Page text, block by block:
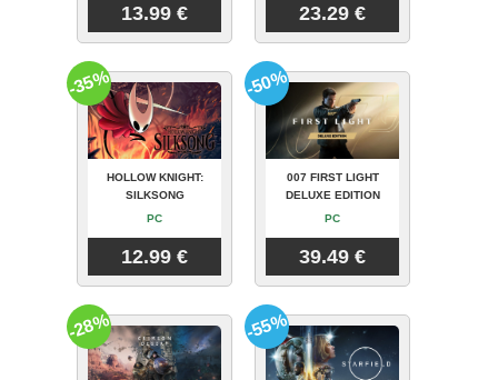
13.99 € 23.29 €
HOLLOW KNIGHT:
SILKSONG
PC
12.99 €
-35%
007 FIRST LIGHT
DELUXE EDITION
PC
39.49 €
-50%
-28% -55%